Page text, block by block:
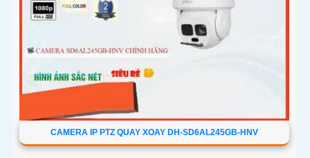
CAMERA IP PTZ QUAY XOAY DH-SD6AL245GB-HNV